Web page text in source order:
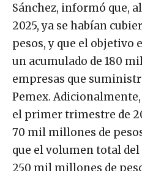
Sánchez, informó que,
2025, ya se habían
pesos, y que el objetivo
un acumulado de 180
empresas que
Pemex.
el primer trimestre de
70 mil millones de
que el volumen total
250 mil millones de